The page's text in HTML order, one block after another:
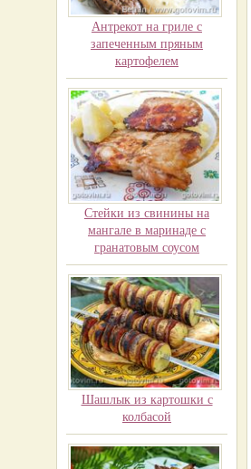
Антрекот на гриле с
запеченным пряным
картофелем
Стейки из свинины на
мангале в маринаде с
гранатовым соусом
Шашлык из картошки с
колбасой